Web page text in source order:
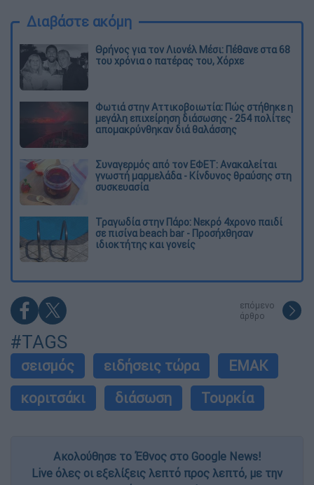
Διαβάστε ακόμη
Θρήνος για τον Λιονέλ Μέσι: Πέθανε στα 68
του χρόνια ο πατέρας του, Χόρχε
Φωτιά στην Αττικοβοιωτία: Πώς στήθηκε η
μεγάλη επιχείρηση διάσωσης - 254 πολίτες
απομακρύνθηκαν διά θαλάσσης
Συναγερμός από τον ΕΦΕΤ: Ανακαλείται
γνωστή μαρμελάδα - Κίνδυνος θραύσης στη
συσκευασία
Τραγωδία στην Πάρο: Νεκρό 4χρονο παιδί
σε πισίνα beach bar - Προσήχθησαν
ιδιοκτήτης και γονείς
επόμενο
άρθρο
#TAGS
σεισμός ειδήσεις τώρα
ΕΜΑΚ
κοριτσάκι
διάσωση Τουρκία
Ακολούθησε το Έθνος στο Google News!
Live όλες οι εξελίξεις λεπτό προς λεπτό, με την